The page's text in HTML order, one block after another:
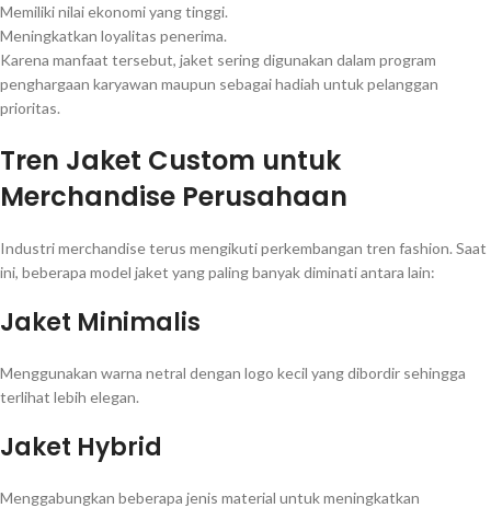
Memiliki nilai ekonomi yang tinggi.
Meningkatkan loyalitas penerima.
Karena manfaat tersebut, jaket sering digunakan dalam program
penghargaan karyawan maupun sebagai hadiah untuk pelanggan
prioritas.
Tren Jaket Custom untuk
Merchandise Perusahaan
Industri merchandise terus mengikuti perkembangan tren fashion. Saat
ini, beberapa model jaket yang paling banyak diminati antara lain:
Jaket Minimalis
Menggunakan warna netral dengan logo kecil yang dibordir sehingga
terlihat lebih elegan.
Jaket Hybrid
Menggabungkan beberapa jenis material untuk meningkatkan